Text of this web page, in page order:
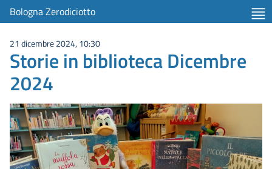
Bologna Zerodiciotto
21 dicembre 2024, 10:30
Storie in biblioteca Dicembre
2024